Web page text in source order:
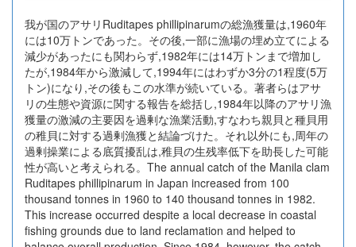
我が国のアサリRuditapes phillipinarumの総漁獲量は,1960年
には10万トンであった。その後,一部に漁場の埋め立てによる
減少があったにも関わらず,1982年には14万トンまで増加し
たが,1984年から激減して,1994年にはわずか3分の1程度(5万
トン)になり,その後もこの水準が続いている。著者らはアサ
リの生態や資源に関する報告を総括し,1984年以降のアサリ漁
獲量の激減の主要因を過剰な漁業活動,すなわち親貝と種貝用
の稚貝に対する過剰漁獲と結論づけた。それ以外にも,周年の
過剰操業による底質擾乱は,稚貝の生残率低下を助長した可能
性が高いと考えられる。The annual catch of the Manila clam
Ruditapes phillipinarum in Japan increased from 100
thousand tonnes in 1960 to 140 thousand tonnes in 1982.
This increase occurred despite a local decrease in coastal
fishing grounds due to land reclamation and helped to